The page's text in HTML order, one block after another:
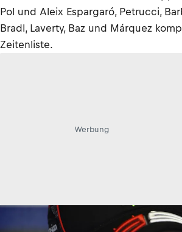
Pol und Aleix Espargaró, Petrucci,
Bradl, Laverty, Baz und Márquez
Zeitenliste.
Werbung